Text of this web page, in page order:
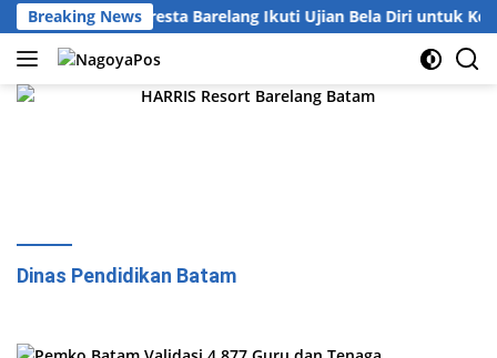
Langsung
ke
konten
Breaking News
121 Personel Polresta Barelang Ikuti Ujian Bela Diri untuk
Dinas Pendidikan Batam